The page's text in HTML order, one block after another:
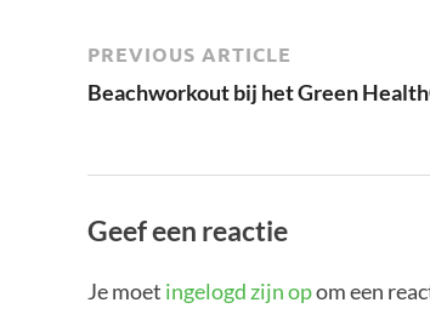
PREVIOUS ARTICLE
Beachworkout bij het Green
Geef een reactie
Je moet ingelogd zijn opom een